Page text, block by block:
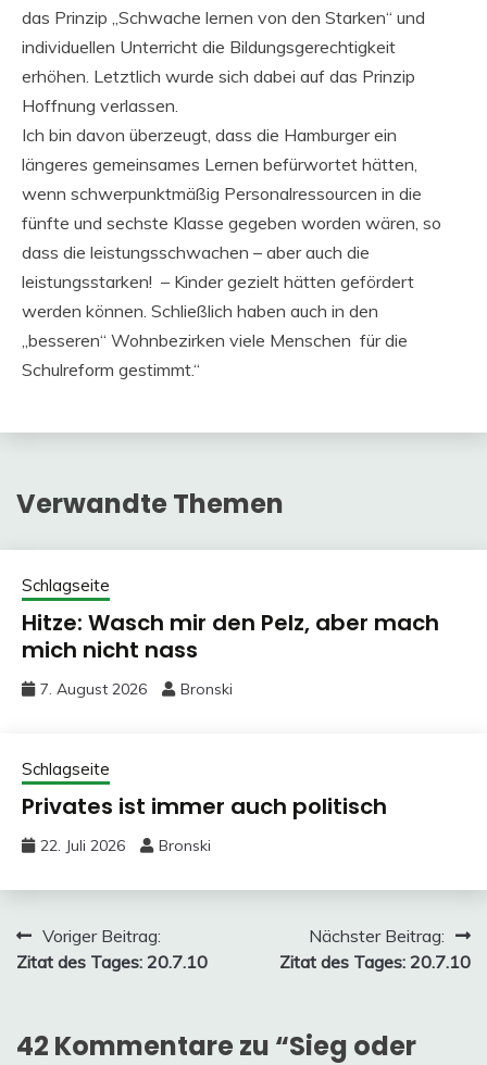
das Prinzip „Schwache lernen von den Starken“ und
individuellen Unterricht die Bildungsgerechtigkeit
erhöhen. Letztlich wurde sich dabei auf das Prinzip
Hoffnung verlassen.
Ich bin davon überzeugt, dass die Hamburger ein
längeres gemeinsames Lernen befürwortet hätten,
wenn schwerpunktmäßig Personalressourcen in die
fünfte und sechste Klasse gegeben worden wären, so
dass die leistungsschwachen – aber auch die
leistungsstarken! – Kinder gezielt hätten gefördert
werden können. Schließlich haben auch in den
„besseren“ Wohnbezirken viele Menschen für die
Schulreform gestimmt.“
Verwandte Themen
Schlagseite
Hitze: Wasch mir den Pelz, aber mach
mich nicht nass
7. August 2026 Bronski
Schlagseite
Privates ist immer auch politisch
22. Juli 2026 Bronski
Beitragsnavigation
Voriger Beitrag:
Zitat des Tages: 20.7.10
Nächster Beitrag:
Zitat des Tages: 20.7.10
42 Kommentare zu “Sieg oder